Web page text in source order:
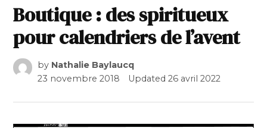
Boutique : des spiritueux
pour calendriers de l’avent
by Nathalie Baylaucq
23 novembre 2018
Updated26 avril 2022